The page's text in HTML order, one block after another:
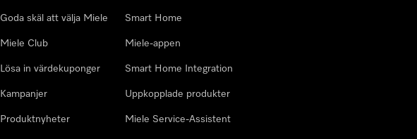
Goda skäl att välja Miele
Miele Club
Lösa in värdekuponger
Kampanjer
Produktnyheter
Smart Home
Miele-appen
Smart Home Integration
Uppkopplade produkter
Miele Service-Assistent